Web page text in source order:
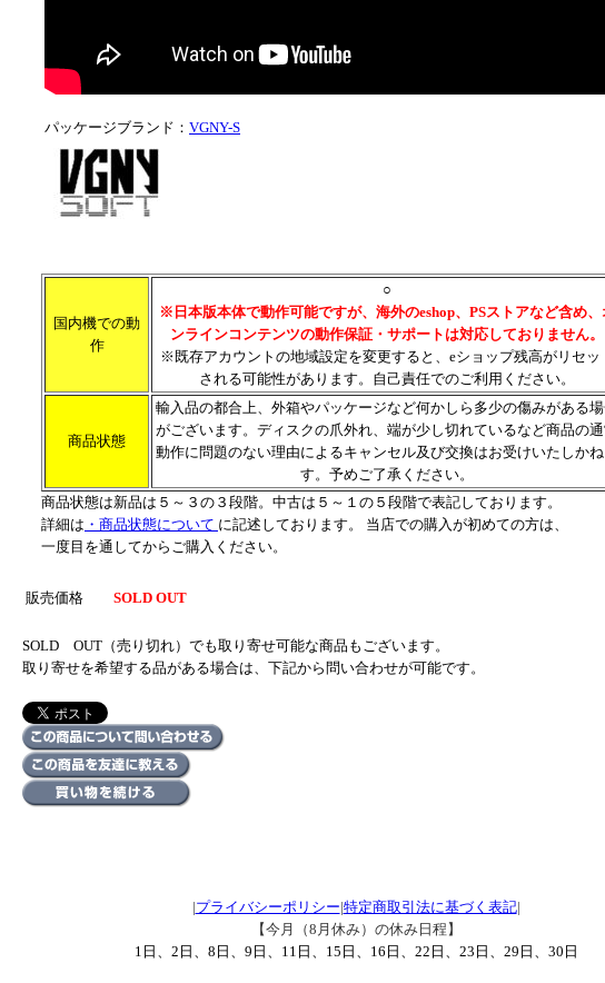
パッケージブランド： VGNY-S
国内機での動
作
○
※日本版本体で動作可能ですが、海外のeshop、PSストアなど含め、
ンラインコンテンツの動作保証・サポートは対応しておりません。
※既存アカウントの地域設定を変更すると、eショップ残高がリセッ
される可能性があります。自己責任でのご利用ください。
商品状態
輸入品の都合上、外箱やパッケージなど何かしら多少の傷みがある
がございます。ディスクの爪外れ、端が少し切れているなど商品の
動作に問題のない理由によるキャンセル及び交換はお受けいたしか
す。予めご了承ください。
商品状態は新品は５～３の３段階。中古は５～１の５段階で表記しております。
詳細は ・商品状態について に記述しております。 当店での購入が初めての方は、
一度目を通してからご購入ください。
販売価格 SOLD OUT
SOLD OUT（売り切れ）でも取り寄せ可能な商品もございます。
取り寄せを希望する品がある場合は、下記から問い合わせが可能です。
|プライバシーポリシー|特定商取引法に基づく表記|
【今月（8月休み）の休み日程】
1日、2日、8日、9日、11日、15日、16日、22日、23日、29日、30日